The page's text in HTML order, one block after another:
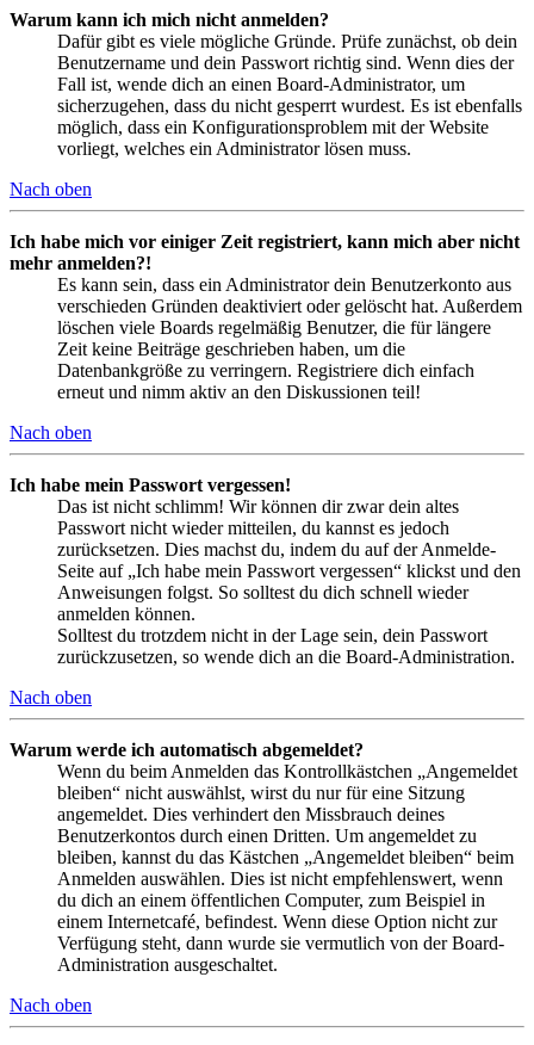
Warum kann ich mich nicht anmelden?
Dafür gibt es viele mögliche Gründe. Prüfe zunächst, ob dein
Benutzername und dein Passwort richtig sind. Wenn dies der
Fall ist, wende dich an einen Board-Administrator, um
sicherzugehen, dass du nicht gesperrt wurdest. Es ist ebenfalls
möglich, dass ein Konfigurationsproblem mit der Website
vorliegt, welches ein Administrator lösen muss.
Nach oben
Ich habe mich vor einiger Zeit registriert, kann mich aber nicht
mehr anmelden?!
Es kann sein, dass ein Administrator dein Benutzerkonto aus
verschieden Gründen deaktiviert oder gelöscht hat. Außerdem
löschen viele Boards regelmäßig Benutzer, die für längere
Zeit keine Beiträge geschrieben haben, um die
Datenbankgröße zu verringern. Registriere dich einfach
erneut und nimm aktiv an den Diskussionen teil!
Nach oben
Ich habe mein Passwort vergessen!
Das ist nicht schlimm! Wir können dir zwar dein altes
Passwort nicht wieder mitteilen, du kannst es jedoch
zurücksetzen. Dies machst du, indem du auf der Anmelde-
Seite auf „Ich habe mein Passwort vergessen“ klickst und den
Anweisungen folgst. So solltest du dich schnell wieder
anmelden können.
Solltest du trotzdem nicht in der Lage sein, dein Passwort
zurückzusetzen, so wende dich an die Board-Administration.
Nach oben
Warum werde ich automatisch abgemeldet?
Wenn du beim Anmelden das Kontrollkästchen „Angemeldet
bleiben“ nicht auswählst, wirst du nur für eine Sitzung
angemeldet. Dies verhindert den Missbrauch deines
Benutzerkontos durch einen Dritten. Um angemeldet zu
bleiben, kannst du das Kästchen „Angemeldet bleiben“ beim
Anmelden auswählen. Dies ist nicht empfehlenswert, wenn
du dich an einem öffentlichen Computer, zum Beispiel in
einem Internetcafé, befindest. Wenn diese Option nicht zur
Verfügung steht, dann wurde sie vermutlich von der Board-
Administration ausgeschaltet.
Nach oben